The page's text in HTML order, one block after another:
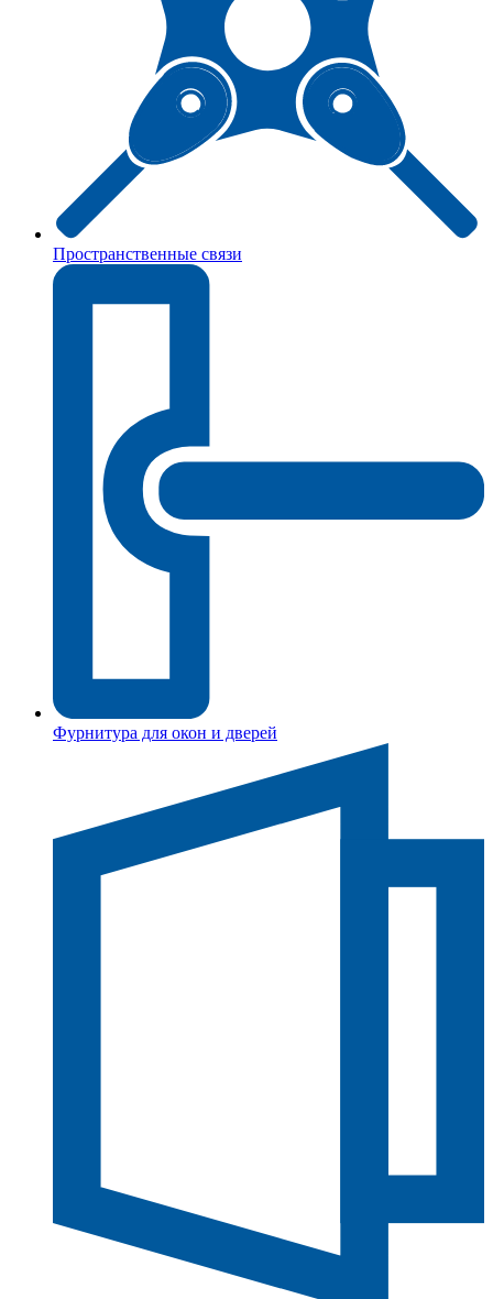
Пространственные связи
Фурнитура для окон и дверей